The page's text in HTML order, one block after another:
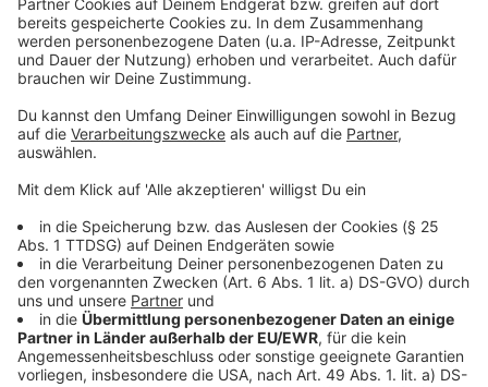
Anzeige
Würzig, scharf und absolut lecker: das indische Mango
Chutney kann für viele Gerichte zubereitet werden.
dem Grill erledigt. Hier das Rezept.
Anzeige
Zutaten für vier Personen: